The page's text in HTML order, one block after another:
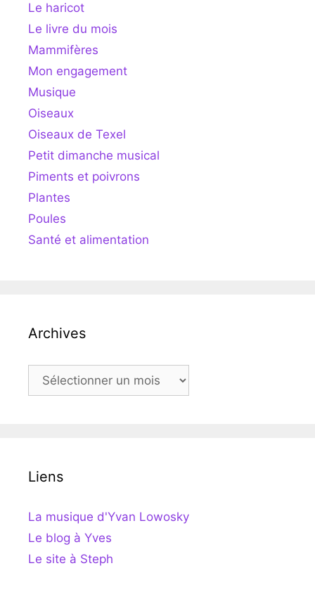
Le haricot
Le livre du mois
Mammifères
Mon engagement
Musique
Oiseaux
Oiseaux de Texel
Petit dimanche musical
Piments et poivrons
Plantes
Poules
Santé et alimentation
Archives
Archives
Liens
La musique d'Yvan Lowosky
Le blog à Yves
Le site à Steph